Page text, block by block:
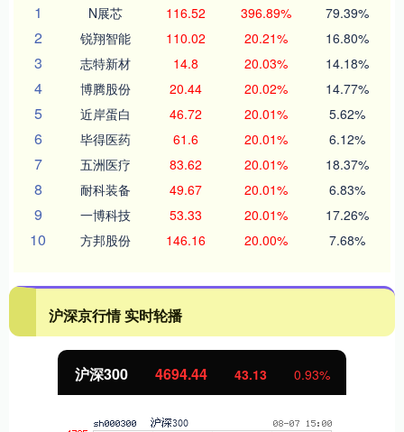
1
N展芯 116.52 396.89% 79.39%
2 锐翔智能 110.02 20.21% 16.80%
3 志特新材 14.8 20.03% 14.18%
4 博腾股份 20.44 20.02% 14.77%
5 近岸蛋白 46.72 20.01% 5.62%
6 毕得医药 61.6 20.01% 6.12%
7 五洲医疗 83.62 20.01% 18.37%
8 耐科装备 49.67 20.01% 6.83%
9 一博科技 53.33 20.01% 17.26%
10 方邦股份 146.16 20.00% 7.68%
沪深京行情 实时轮播
沪深300 4694.44 43.13 0.93%